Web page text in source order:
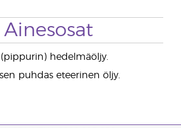
Ainesosat
(pippurin) hedelmäöljy.
puhdas eteerinen öljy.